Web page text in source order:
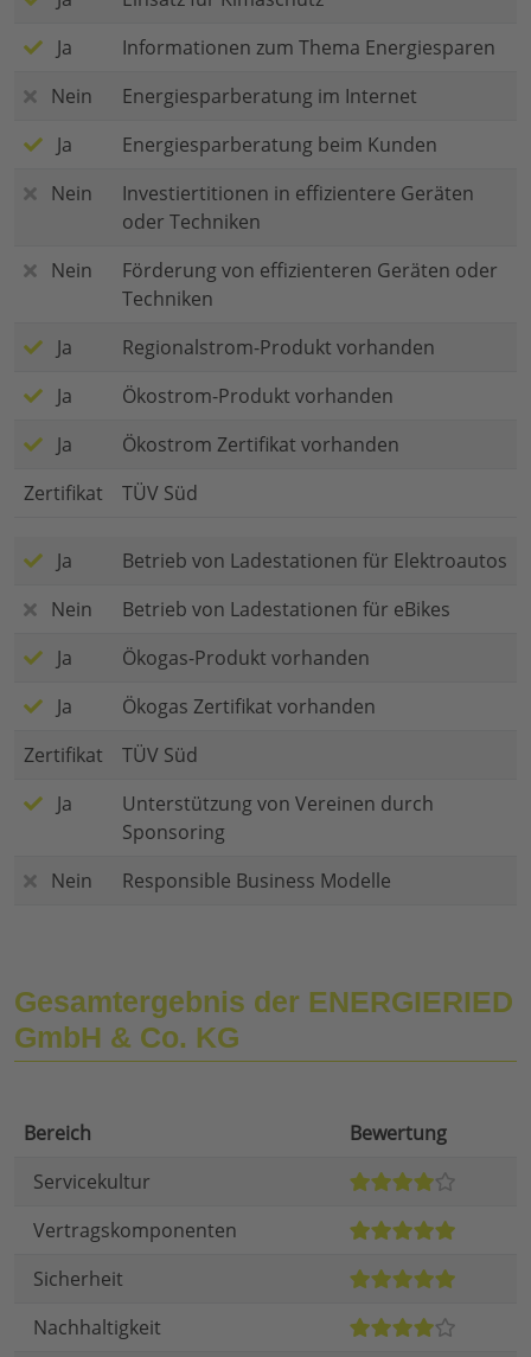
Ja
Informationen zum Thema Energiesparen
Nein
Energiesparberatung im Internet
Ja
Energiesparberatung beim Kunden
Nein
Investiertitionen in effizientere Geräten
oder Techniken
Nein
Förderung von effizienteren Geräten oder
Techniken
Ja
Regionalstrom-Produkt vorhanden
Ja
Ökostrom-Produkt vorhanden
Ja
Ökostrom Zertifikat vorhanden
Zertifikat
TÜV Süd
Ja
Betrieb von Ladestationen für Elektroautos
Nein
Betrieb von Ladestationen für eBikes
Ja
Ökogas-Produkt vorhanden
Ja
Ökogas Zertifikat vorhanden
Zertifikat
TÜV Süd
Ja
Unterstützung von Vereinen durch
Sponsoring
Nein
Responsible Business Modelle
Gesamtergebnis der ENERGIERIED
GmbH & Co. KG
Bereich
Bewertung
Servicekultur
Vertragskomponenten
Sicherheit
Nachhaltigkeit